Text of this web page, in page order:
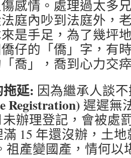
感情 。處理過太多
庭內吵到法庭外，
是手足，為了幾坪
仔的「僑」字，有
喬」，喬到心力交
延: 因為繼承人談
Registration) 遲遲無
未辦理登記，會被處
15 年還沒辦，土
祖產變國產，情何以